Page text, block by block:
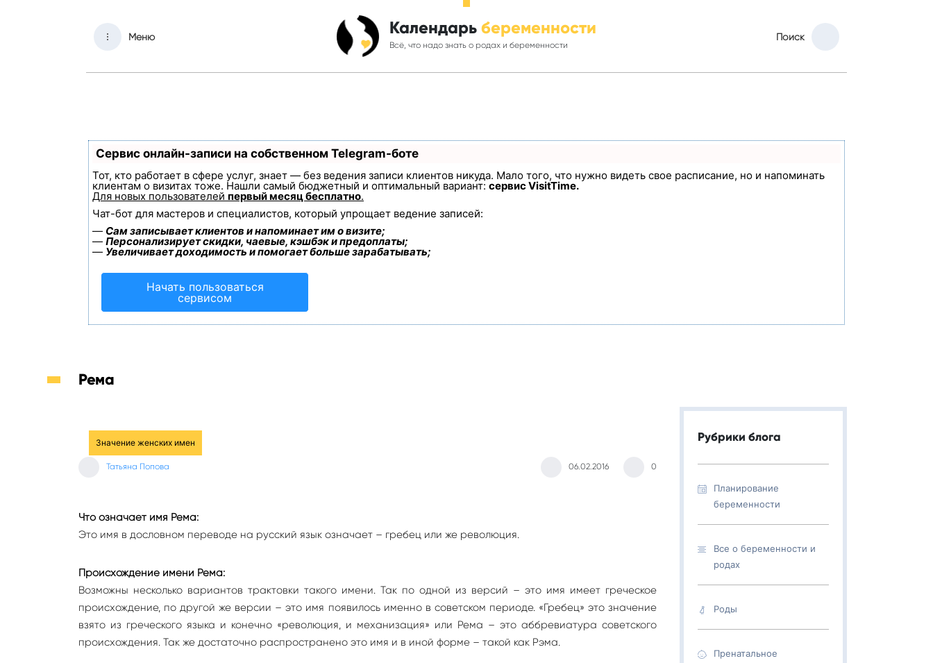
Меню Календарь беременности
Всё, что надо знать о родах и беременности
Поиск
Сервис онлайн-записи на собственном Telegram-боте
Тот, кто работает в сфере услуг, знает — без ведения записи клиентов никуда. Мало того, что нужно видеть свое расписание, но и напоминать
клиентам о визитах тоже. Нашли самый бюджетный и оптимальный вариант: сервис VisitTime.
Для новых пользователей первый месяц бесплатно.
Чат-бот для мастеров и специалистов, который упрощает ведение записей:
— Сам записывает клиентов и напоминает им о визите;
— Персонализирует скидки, чаевые, кэшбэк и предоплаты;
— Увеличивает доходимость и помогает больше зарабатывать;
Начать пользоваться
сервисом
Рема
Значение женских имен
Татьяна Попова 06.02.2016 0
Что означает имя Рема:
Это имя в дословном переводе на русский язык означает – гребец или же революция.
Происхождение имени Рема:
Возможны несколько вариантов трактовки такого имени. Так по одной из версий – это имя имеет греческое
происхождение, по другой же версии – это имя появилось именно в советском периоде. «Гребец» это значение
взято из греческого языка и конечно «революция, и механизация» или Рема – это аббревиатура советского
происхождения. Так же достаточно распространено это имя и в иной форме – такой как Рэма.
Рубрики блога
Планирование
беременности
Все о беременности и
родах
Роды
Пренатальное